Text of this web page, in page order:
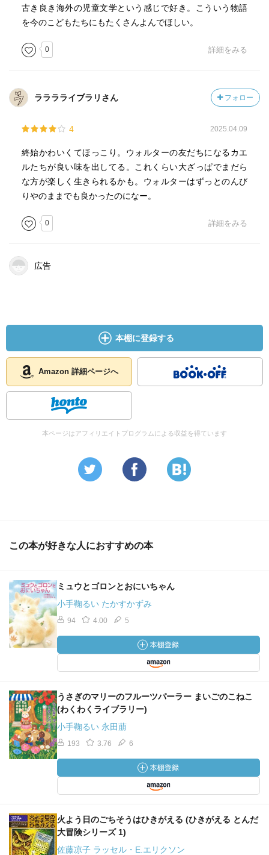
古き良き海外の児童文学という感じで好き。こういう物語
を今のこどもたちにもたくさんよんでほしい。
0 詳細をみる
ラララライブラリさん フォロー
4 2025.04.09
終始かわいくてほっこり。ウォルターの友だちになるカエ
ルたちが良い味を出してる。これくらい大ざっぱでまだら
な方が楽しく生きられるかも。ウォルターはずっとのんび
りやのままでも良かったのになー。
0 詳細をみる
広告
本棚に登録する
Amazon 詳細ページへ
本ページはアフィリエイトプログラムによる収益を得ています
この本が好きな人におすすめの本
ミュウとゴロンとおにいちゃん
小手鞠るい たかすかずみ
94 4.00 5
うさぎのマリーのフルーツパーラー まいごのこねこ
(わくわくライブラリー)
小手鞠るい 永田萠
193 3.76 6
火よう日のごちそうはひきがえる (ひきがえる とんだ
大冒険シリーズ 1)
佐藤凉子 ラッセル・E.エリクソン